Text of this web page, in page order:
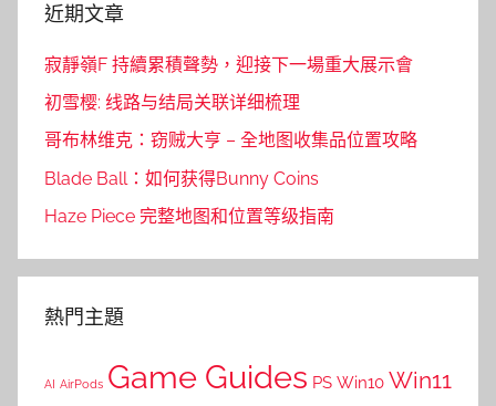
近期文章
寂靜嶺F 持續累積聲勢，迎接下一場重大展示會
初雪樱: 线路与结局关联详细梳理
哥布林维克：窃贼大亨 – 全地图收集品位置攻略
Blade Ball：如何获得Bunny Coins
Haze Piece 完整地图和位置等级指南
熱門主題
AI AirPods Game Guides PS Win10 Win11